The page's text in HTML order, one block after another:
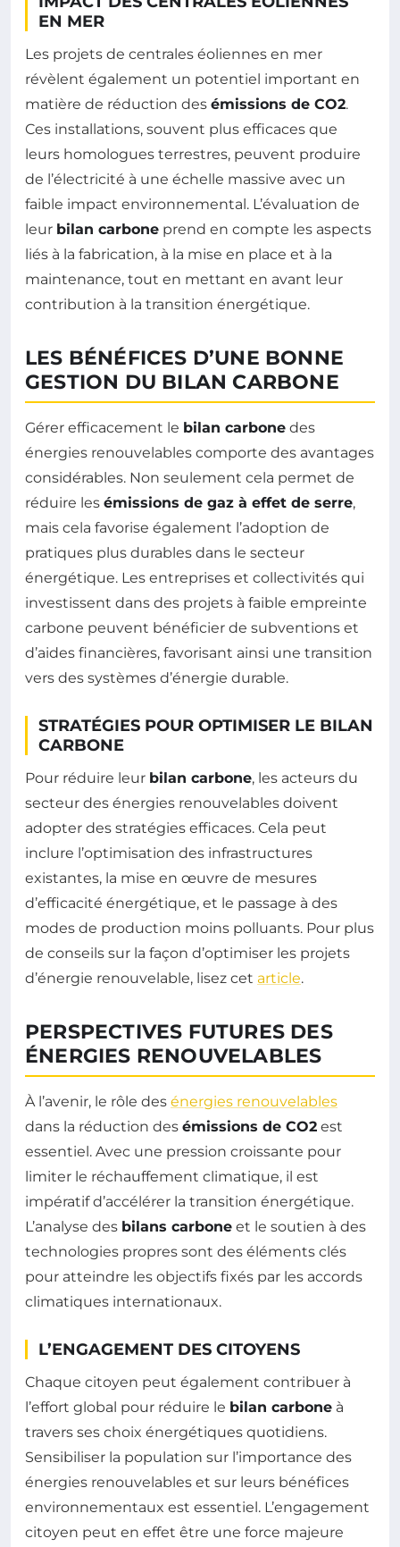
EN MER
Les projets de centrales éoliennes en mer
révèlent également un potentiel important en
matière de réduction des émissions de CO2.
Ces installations, souvent plus efficaces que
leurs homologues terrestres, peuvent produire
de l’électricité à une échelle massive avec un
faible impact environnemental. L’évaluation de
leur bilan carbone prend en compte les aspects
liés à la fabrication, à la mise en place et à la
maintenance, tout en mettant en avant leur
contribution à la transition énergétique.
LES BÉNÉFICES D’UNE BONNE
GESTION DU BILAN CARBONE
Gérer efficacement le bilan carbone des
énergies renouvelables comporte des avantages
considérables. Non seulement cela permet de
réduire les émissions de gaz à effet de serre,
mais cela favorise également l’adoption de
pratiques plus durables dans le secteur
énergétique. Les entreprises et collectivités qui
investissent dans des projets à faible empreinte
carbone peuvent bénéficier de subventions et
d’aides financières, favorisant ainsi une transition
vers des systèmes d’énergie durable.
STRATÉGIES POUR OPTIMISER LE BILAN
CARBONE
Pour réduire leur bilan carbone, les acteurs du
secteur des énergies renouvelables doivent
adopter des stratégies efficaces. Cela peut
inclure l’optimisation des infrastructures
existantes, la mise en œuvre de mesures
d’efficacité énergétique, et le passage à des
modes de production moins polluants. Pour plus
de conseils sur la façon d’optimiser les projets
d’énergie renouvelable, lisez cet article.
PERSPECTIVES FUTURES DES
ÉNERGIES RENOUVELABLES
À l’avenir, le rôle des énergies renouvelables
dans la réduction des émissions de CO2 est
essentiel. Avec une pression croissante pour
limiter le réchauffement climatique, il est
impératif d’accélérer la transition énergétique.
L’analyse des bilans carbone et le soutien à des
technologies propres sont des éléments clés
pour atteindre les objectifs fixés par les accords
climatiques internationaux.
L’ENGAGEMENT DES CITOYENS
Chaque citoyen peut également contribuer à
l’effort global pour réduire le bilan carbone à
travers ses choix énergétiques quotidiens.
Sensibiliser la population sur l’importance des
énergies renouvelables et sur leurs bénéfices
environnementaux est essentiel. L’engagement
citoyen peut en effet être une force majeure